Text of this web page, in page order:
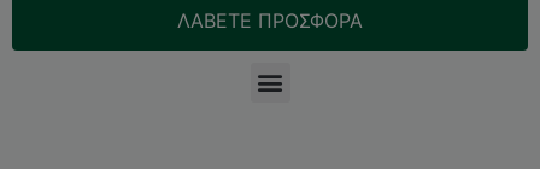
ΛΑΒΕΤΕ ΠΡΟΣΦΟΡΑ